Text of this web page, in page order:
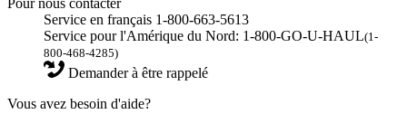
Pour nous contacter
Service en français 1-800-663-5613
Service pour l'Amérique du Nord: 1-800-GO-U-HAUL(1-
800-468-4285)
Demander à être rappelé
Vous avez besoin d'aide?